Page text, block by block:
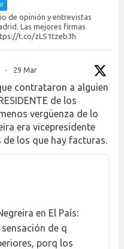
de opinión y entrevistas
Las mejores firmas
t.co/zLS1tzeb3h
· 29 Mar
contrataron a alguien
de los
vergüenza de lo
era vicepresidente
de los que hay facturas.
en El País:
de q
porq los